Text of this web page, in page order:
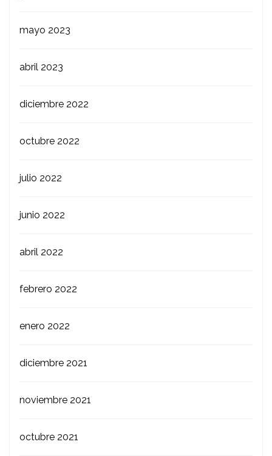
mayo 2023
abril 2023
diciembre 2022
octubre 2022
julio 2022
junio 2022
abril 2022
febrero 2022
enero 2022
diciembre 2021
noviembre 2021
octubre 2021